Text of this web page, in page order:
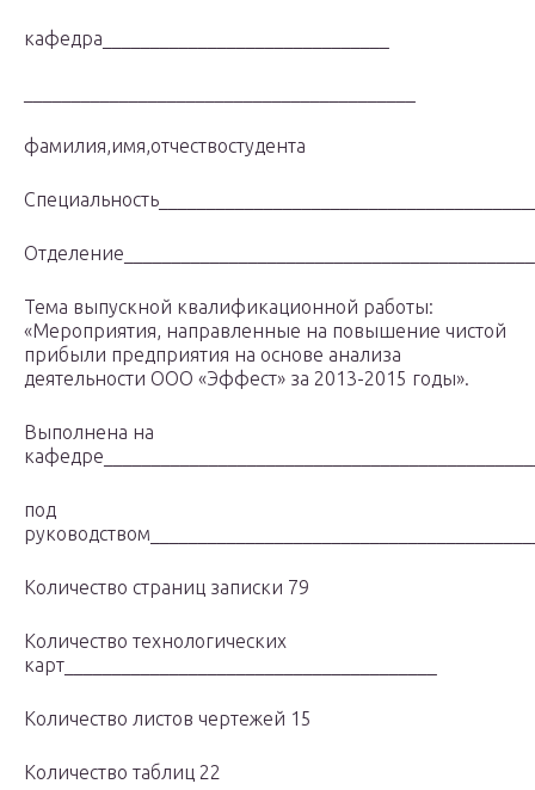
кафедра______________________________
фамилия,имя,отчествостудента
Тема выпускной квалификационной работы:
«Мероприятия, направленные на повышение чистой
прибыли предприятия на основе анализа
деятельности ООО «Эффест» за 2013-2015 годы».
Выполнена на
под
Количество страниц записки 79
Количество технологических
карт_______________________________________
Количество листов чертежей 15
Количество таблиц 22